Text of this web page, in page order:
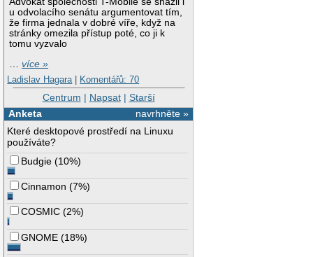
u odvolacího senátu argumentovat tím,
že firma jednala v dobré víře, když na
stránky omezila přístup poté, co ji k
tomu vyzvalo
…více »
Ladislav Hagara | Komentářů: 70
Centrum | Napsat| Starší
navrhněte »
Anketa
Které desktopové prostředí na Linuxu
používáte?
Budgie (10%)
Cinnamon (7%)
COSMIC (2%)
GNOME (18%)